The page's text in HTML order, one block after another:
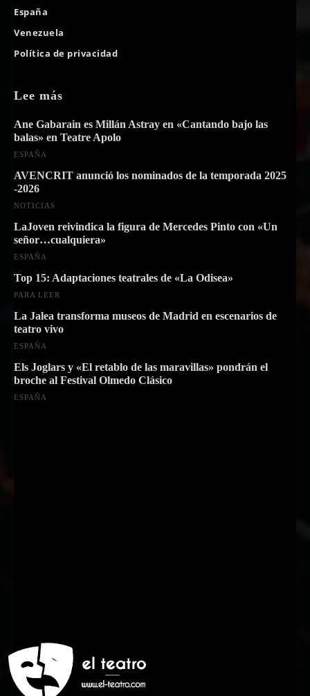
España
Venezuela
Política de privacidad
Lee más
Ane Gabarain es Millán Astray en «Cantando bajo las
balas» en Teatre Apolo
ESPAÑA
AVENCRIT anunció los nominados de la temporada 2025
-2026
NOTICIAS
LaJoven reivindica la figura de Mercedes Pinto con «Un
señor…cualquiera»
ESPAÑA
Top 15: Adaptaciones teatrales de «La Odisea»
PARA LEER
La Jalea transforma museos de Madrid en escenarios de
teatro vivo
ESPAÑA
Els Joglars y «El retablo de las maravillas» pondrán el
broche al Festival Olmedo Clásico
ESPAÑA